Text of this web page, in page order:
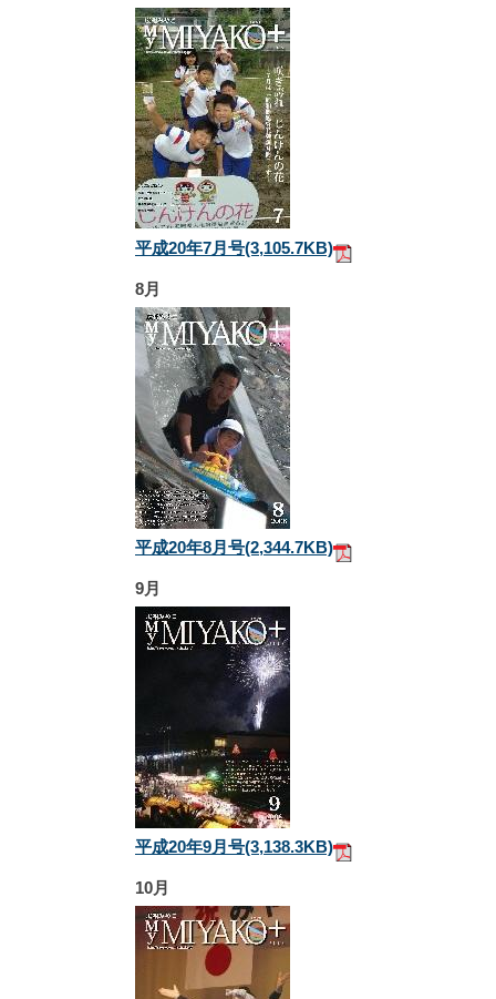
平成20年7月号(3,105.7KB)
8月
平成20年8月号(2,344.7KB)
9月
平成20年9月号(3,138.3KB)
10月